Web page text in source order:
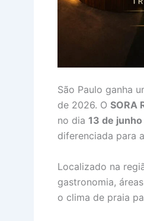
São Paulo ganha
de 2026. O SORA
no dia 13 de
diferenciada para
Localizado na
gastronomia,
o clima de praia